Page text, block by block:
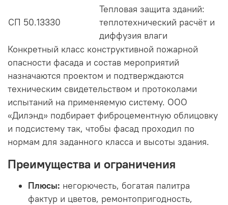
СП 50.13330
Тепловая защита зданий:
теплотехнический расчёт и
диффузия влаги
Конкретный класс конструктивной пожарной
опасности фасада и состав мероприятий
назначаются проектом и подтверждаются
техническим свидетельством и протоколами
испытаний на применяемую систему. ООО
«Дилэнд» подбирает фиброцементную облицовку
и подсистему так, чтобы фасад проходил по
нормам для заданного класса и высоты здания.
Преимущества и ограничения
Плюсы: негорючесть, богатая палитра
фактур и цветов, ремонтопригодность,